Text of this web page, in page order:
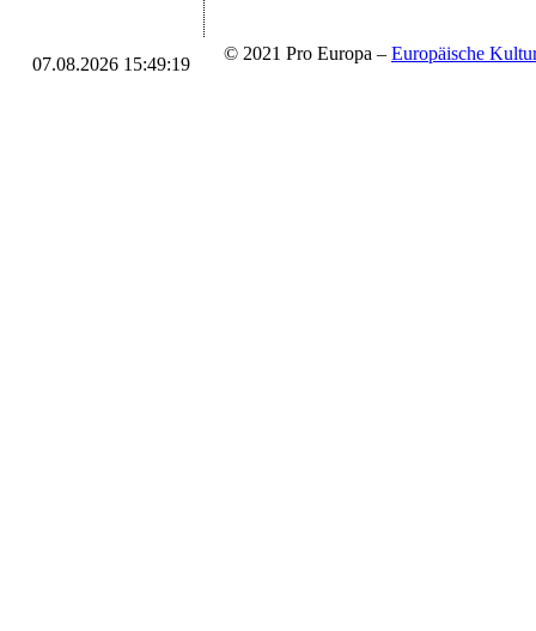
07.08.2026 15:49:19
© 2021 Pro Europa – Europäische